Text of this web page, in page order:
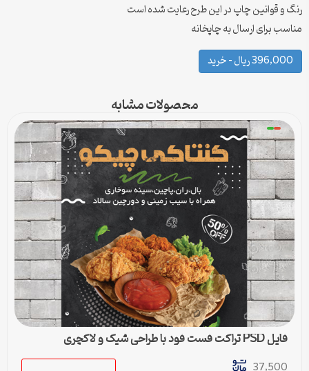
رنگ و قوانین چاپ در این طرح رعایت شده است
مناسب برای ارسال به چاپخانه
396,000 ریال – خرید
محصولات مشابه
فایل PSD تراکت فست فود با طراحی شیک و لاکچری
37,500